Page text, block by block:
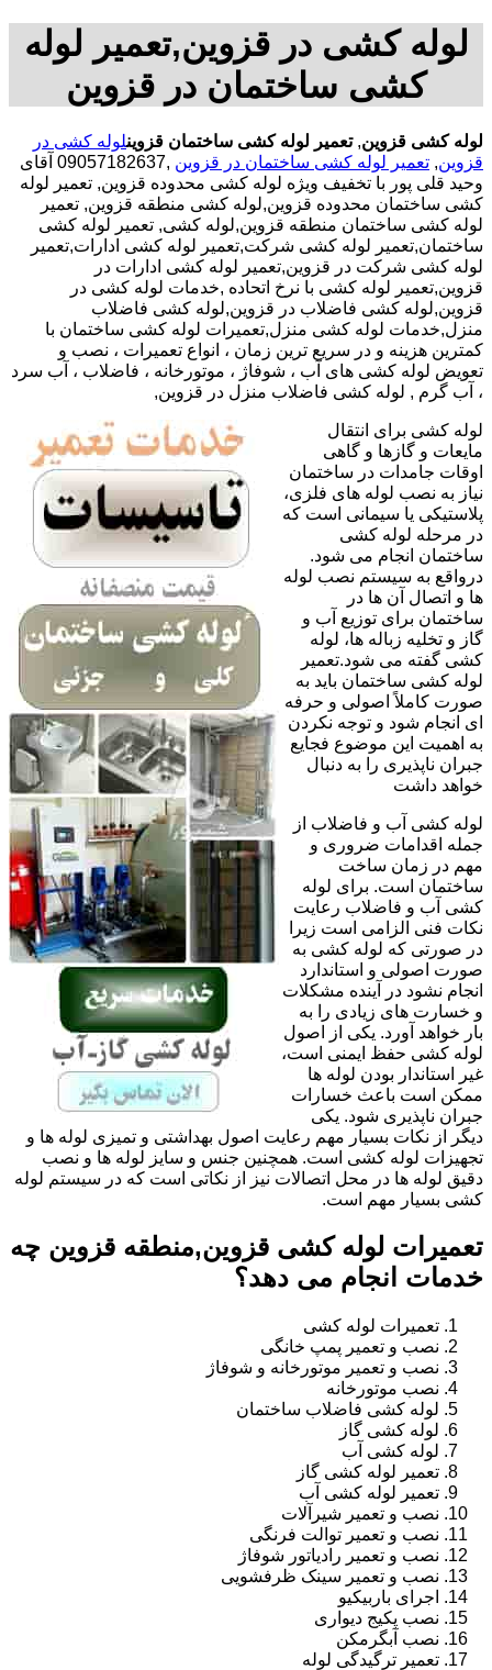
لوله کشی در قزوین,تعمیر لوله
کشی ساختمان در قزوین
لوله کشی قزوین,تعمیر لوله کشی ساختمان قزوینلوله کشی در
قزوین, تعمیر لوله کشی ساختمان در قزوین
,09057182637 آقای
وحید قلی پور با تخفیف ویژه لوله کشی محدوده قزوین, تعمیر لوله
کشی ساختمان محدوده قزوین,لوله کشی منطقه قزوین, تعمیر
لوله کشی ساختمان منطقه قزوین,لوله کشی, تعمیر لوله کشی
ساختمان,تعمیر لوله کشی شرکت,تعمیر لوله کشی ادارات,تعمیر
لوله کشی شرکت در قزوین,تعمیر لوله کشی ادارات در
قزوین,تعمیر لوله کشی با نرخ اتحاده ,خدمات لوله کشی در
قزوین,لوله کشی فاضلاب در قزوین,لوله کشی فاضلاب
منزل,خدمات لوله کشی منزل,تعمیرات لوله کشی ساختمان با
کمترین هزینه و در سریع ترین زمان ، انواع تعمیرات ، نصب و
تعویض لوله کشی های آب ، شوفاژ ، موتورخانه ، فاضلاب ، آب سرد
، آب گرم , لوله کشی فاضلاب منزل در قزوین,
لوله کشی برای انتقال
مایعات و گازها و گاهی
اوقات جامدات در ساختمان
نیاز به نصب لوله های فلزی،
پلاستیکی یا سیمانی است که
در مرحله لوله کشی
ساختمان انجام می شود.
درواقع به سیستم نصب لوله
ها و اتصال آن ها در
ساختمان برای توزیع آب و
گاز و تخلیه زباله ها، لوله
کشی گفته می شود.تعمیر
لوله کشی ساختمان باید به
صورت کاملاً اصولی و حرفه
ای انجام شود و توجه نکردن
به اهمیت این موضوع فجایع
جبران ناپذیری را به دنبال
خواهد داشت
لوله کشی آب و فاضلاب از
جمله اقدامات ضروری و
مهم در زمان ساخت
ساختمان است. برای لوله
کشی آب و فاضلاب رعایت
نکات فنی الزامی است زیرا
در صورتی که لوله کشی به
صورت اصولی و استاندارد
انجام نشود در آینده مشکلات
و خسارت های زیادی را به
بار خواهد آورد. یکی از اصول
لوله کشی حفظ ایمنی است،
غیر استاندار بودن لوله ها
ممکن است باعث خسارات
جبران ناپذیری شود. یکی
دیگر از نکات بسیار مهم رعایت اصول بهداشتی و تمیزی لوله ها و
تجهیزات لوله کشی است. همچنین جنس و سایز لوله ها و نصب
دقیق لوله ها در محل اتصالات نیز از نکاتی است که در سیستم لوله
کشی بسیار مهم است.
تعمیرات لوله کشی قزوین,منطقه قزوین چه
خدمات انجام می دهد؟
تعمیرات لوله کشی
نصب و تعمیر پمپ خانگی
نصب و تعمیر موتورخانه و شوفاژ
نصب موتورخانه
لوله کشی فاضلاب ساختمان
لوله کشی گاز
لوله کشی آب
تعمیر لوله کشی گاز
تعمیر لوله کشی آب
نصب و تعمیر شیرآلات
نصب و تعمیر توالت فرنگی
نصب و تعمیر رادیاتور شوفاژ
نصب و تعمیر سینک ظرفشویی
اجرای باربیکیو
نصب پکیج دیواری
نصب آبگرمکن
تعمیر ترگیدگی لوله